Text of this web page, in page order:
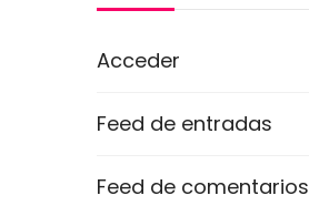
Acceder
Feed de entradas
Feed de comentarios